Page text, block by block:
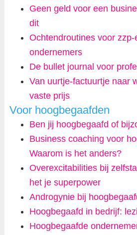
Geen geld voor een
dit
Ochtendroutines voor zzp-
ondernemers
De bullet journal voor
Van uurtje-factuurtje naar
vaste prijs
Voor hoogbegaafden
Ben jij hoogbegaafd of
Business coaching voor
Waarom is het anders?
Overexcitabilities bij
het je superpower
Androgynie bij
Hoogbegaafd in bedrijf:
Hoogbegaafde